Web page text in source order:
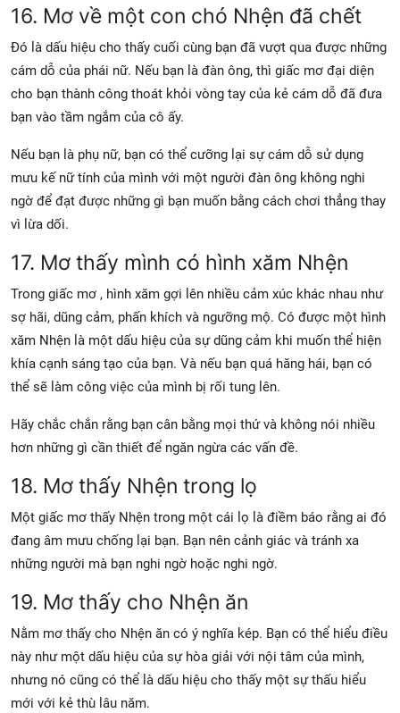
16. Mơ về một con chó Nhện đã chết
Đó là dấu hiệu cho thấy cuối cùng bạn đã vượt qua được những
cám dỗ của phái nữ. Nếu bạn là đàn ông, thì giấc mơ đại diện
cho bạn thành công thoát khỏi vòng tay của kẻ cám dỗ đã đưa
bạn vào tầm ngắm của cô ấy.
Nếu bạn là phụ nữ, bạn có thể cưỡng lại sự cám dỗ sử dụng
mưu kế nữ tính của mình với một người đàn ông không nghi
ngờ để đạt được những gì bạn muốn bằng cách chơi thẳng thay
vì lừa dối.
17. Mơ thấy mình có hình xăm Nhện
Trong giấc mơ , hình xăm gợi lên nhiều cảm xúc khác nhau như
sợ hãi, dũng cảm, phấn khích và ngưỡng mộ. Có được một hình
xăm Nhện là một dấu hiệu của sự dũng cảm khi muốn thể hiện
khía cạnh sáng tạo của bạn. Và nếu bạn quá hăng hái, bạn có
thể sẽ làm công việc của mình bị rối tung lên.
Hãy chắc chắn rằng bạn cân bằng mọi thứ và không nói nhiều
hơn những gì cần thiết để ngăn ngừa các vấn đề.
18. Mơ thấy Nhện trong lọ
Một giấc mơ thấy Nhện trong một cái lọ là điềm báo rằng ai đó
đang âm mưu chống lại bạn. Bạn nên cảnh giác và tránh xa
những người mà bạn nghi ngờ hoặc nghi ngờ.
19. Mơ thấy cho Nhện ăn
Nằm mơ thấy cho Nhện ăn có ý nghĩa kép. Bạn có thể hiểu điều
này như một dấu hiệu của sự hòa giải với nội tâm của mình,
nhưng nó cũng có thể là dấu hiệu cho thấy một sự thấu hiểu
mới với kẻ thù lâu năm.